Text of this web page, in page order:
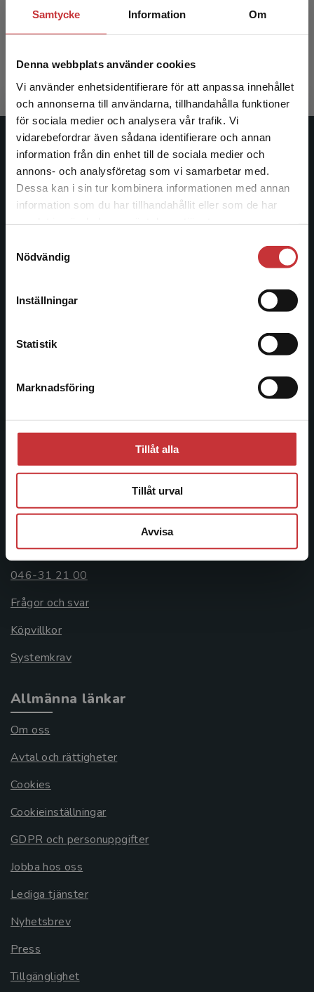
Samtycke Information Om
Denna webbplats använder cookies
Vi använder enhetsidentifierare för att anpassa innehållet
och annonserna till användarna, tillhandahålla funktioner
för sociala medier och analysera vår trafik. Vi
vidarebefordrar även sådana identifierare och annan
information från din enhet till de sociala medier och
annons- och analysföretag som vi samarbetar med.
Dessa kan i sin tur kombinera informationen med annan
information som du har tillhandahållit eller som de har
Nödvändig
Inställningar
Statistik
Marknadsföring
Tillåt alla
Tillåt urval
Avvisa
Begränsad fraktregion
Det verkar som att du besöker
studentlitteratur.se via en enhet utanför Sverige.
Vi erbjuder inte leveranser utanför Sverige. För
att kunna slutföra ett köp måste
Landin-Olsson, Mona (red.)
Exkl. moms: 470 kr
Studentlitteratur
Studentlitteratur grundades 1963 och är idag Sveriges
ledande utbildningsförlag. Med läromedel, kurslitteratur,
längs hela kunskapsresan.
Kontakta oss
046-31 20 00
Box 141
Åkergränden 1
226 60 Lund
Kundservice
Kontakta kundservice
046-31 21 00
Frågor och svar
Köpvillkor
Systemkrav
Allmänna länkar
Om oss
Avtal och rättigheter
Cookies
Cookieinställningar
GDPR och personuppgifter
Jobba hos oss
Lediga tjänster
Nyhetsbrev
Press
Tillgänglighet